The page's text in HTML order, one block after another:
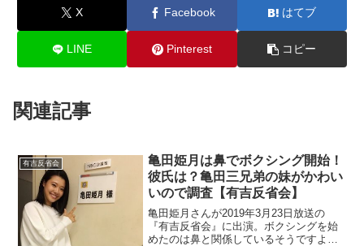
X Facebook はてブ
LINE Pinterest コピー
関連記事
有吉反省会
亀田姫月は鼻でボクシング開始！
彼氏は？亀田三兄弟の妹がかわい
いので調査【有吉反省会】
亀田姫月さんが2019年3月23日放送の
『有吉反省会』に出演。ボクシングを始
めたのは鼻と関係しているそうですよ。